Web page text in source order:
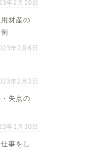
年2月10日
財産の
年2月6日
年2月2日
失点の
年1月30日
事をし